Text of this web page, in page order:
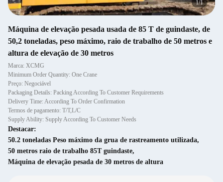
1/1
Máquina de elevação pesada usada de 85 T de guindaste, de
50,2 toneladas, peso máximo, raio de trabalho de 50 metros e
altura de elevação de 30 metros
Marca: XCMG
Minimum Order Quantity: One Crane
Preço: Negociável
Packaging Details: Packing According To Customer Requirements
Delivery Time: According To Order Confirmation
Termos de pagamento: T/T,L/C
Supply Ability: Supply According To Customer Needs
Destacar:
50.2 toneladas Peso máximo da grua de rastreamento utilizada,
50 metros raio de trabalho 85T guindaste,
Máquina de elevação pesada de 30 metros de altura